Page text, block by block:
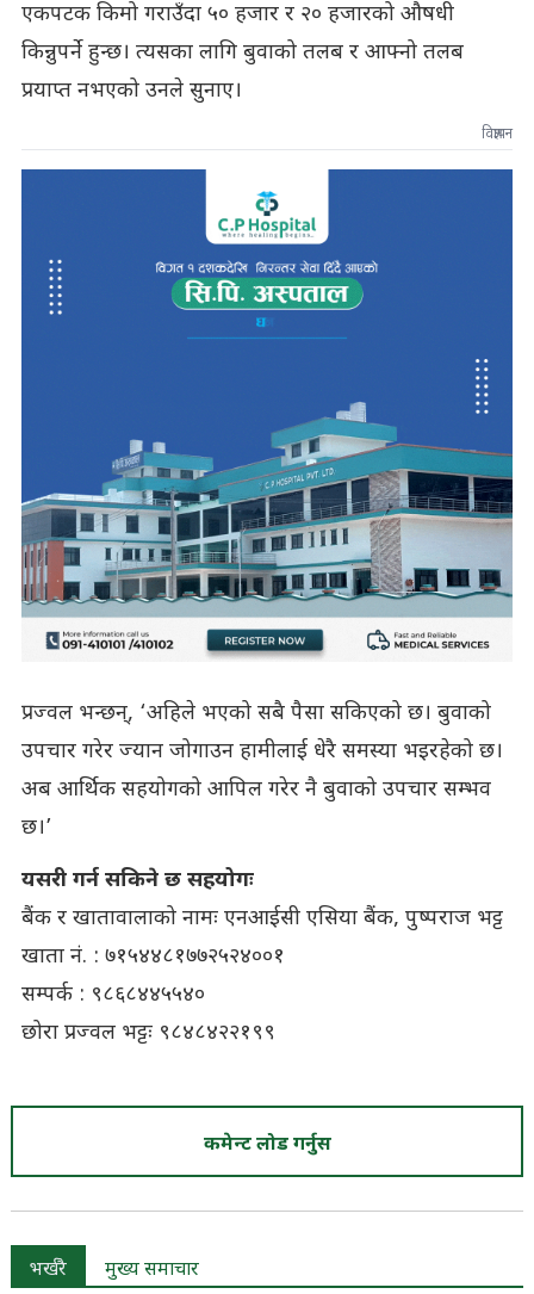
एकपटक किमो गराउँदा ५० हजार र २० हजारको औषधी
किन्नुपर्ने हुन्छ। त्यसका लागि बुवाको तलब र आफ्नो तलब
प्रयाप्त नभएको उनले सुनाए।
विज्ञापन
प्रज्वल भन्छन्, ‘अहिले भएको सबै पैसा सकिएको छ। बुवाको
उपचार गरेर ज्यान जोगाउन हामीलाई धेरै समस्या भइरहेको छ।
अब आर्थिक सहयोगको आपिल गरेर नै बुवाको उपचार सम्भव
छ।’
यसरी गर्न सकिने छ सहयोगः
बैंक र खातावालाको नामः एनआईसी एसिया बैंक, पुष्पराज भट्ट
खाता नं. : ७१५४४८१७७२५२४००१
सम्पर्क : ९८६८४४५५४०
छोरा प्रज्वल भट्टः ९८४८४२२१९९
कमेन्ट लोड गर्नुस
भर्खरै मुख्य समाचार